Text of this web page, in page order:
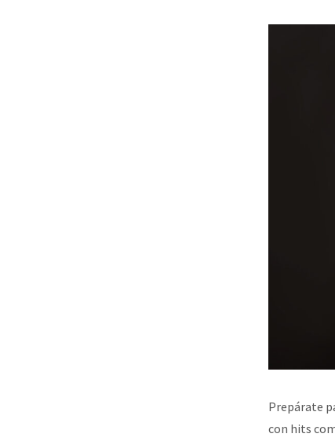
Prepárate
con hits